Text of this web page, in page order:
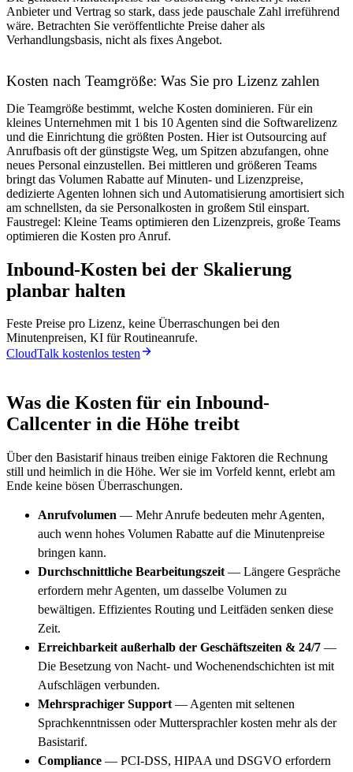
Anbieter und Vertrag so stark, dass jede pauschale Zahl irreführend
wäre. Betrachten Sie veröffentlichte Preise daher als
Verhandlungsbasis, nicht als fixes Angebot.
Kosten nach Teamgröße: Was Sie pro Lizenz zahlen
Die Teamgröße bestimmt, welche Kosten dominieren. Für ein
kleines Unternehmen mit 1 bis 10 Agenten sind die Softwarelizenz
und die Einrichtung die größten Posten. Hier ist Outsourcing auf
Anrufbasis oft der günstigste Weg, um Spitzen abzufangen, ohne
neues Personal einzustellen. Bei mittleren und größeren Teams
bringt das Volumen Rabatte auf Minuten- und Lizenzpreise,
dedizierte Agenten lohnen sich und Automatisierung amortisiert sich
am schnellsten, da sie Personalkosten in großem Stil einspart.
Faustregel: Kleine Teams optimieren den Lizenzpreis, große Teams
optimieren die Kosten pro Anruf.
Inbound-Kosten bei der Skalierung
planbar halten
Feste Preise pro Lizenz, keine Überraschungen bei den
Minutenpreisen, KI für Routineanrufe.
CloudTalk kostenlos testen
Was die Kosten für ein Inbound-
Callcenter in die Höhe treibt
Über den Basistarif hinaus treiben einige Faktoren die Rechnung
still und heimlich in die Höhe. Wer sie im Vorfeld kennt, erlebt am
Ende keine bösen Überraschungen.
Anrufvolumen — Mehr Anrufe bedeuten mehr Agenten,
auch wenn hohes Volumen Rabatte auf die Minutenpreise
bringen kann.
Durchschnittliche Bearbeitungszeit— Längere Gespräche
erfordern mehr Agenten, um dasselbe Volumen zu
bewältigen. Effizientes Routing und Leitfäden senken diese
Zeit.
Erreichbarkeit außerhalb der Geschäftszeiten & 24/7 —
Die Besetzung von Nacht- und Wochenendschichten ist mit
Aufschlägen verbunden.
Mehrsprachiger Support— Agenten mit seltenen
Sprachkenntnissen oder Muttersprachler kosten mehr als der
Basistarif.
Compliance — PCI-DSS, HIPAA und DSGVO erfordern